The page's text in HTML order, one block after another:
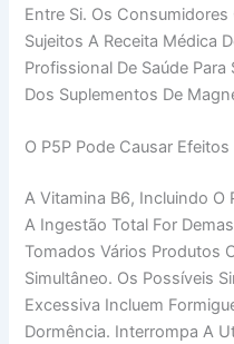
Entre Si. Os
Sujeitos A Receita Médica
Profissional De Saúde
Dos Suplementos De
O P5P Pode Causar
A Vitamina B6, Incluindo O
A Ingestão Total For
Tomados Vários Produtos
Simultâneo. Os Possíveis
Excessiva Incluem
Dormência. Interrompa A